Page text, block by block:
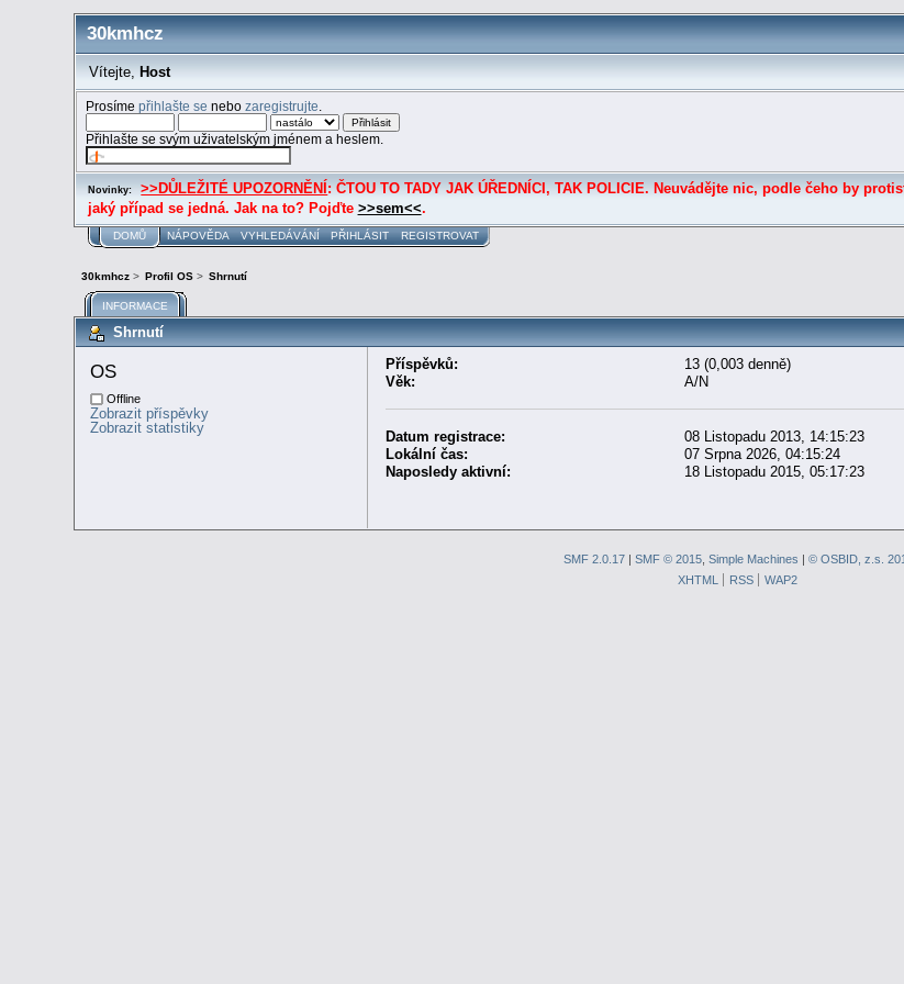
30kmhcz
Vítejte, Host
Prosímepřihlašte se nebozaregistrujte
Přihlašte se svým uživatelským jménem a heslem.
Novinky: >>DŮLEŽITÉ UPOZORNĚNÍ : ČTOU TO TADY JAK ÚŘEDNÍCI, TAK POLICIE. Neuvádějte nic, podle čeho by
jaký případ se jedná. Jak na to? Pojďte >>sem<<.
DOMŮ NÁPOVĚDA VYHLEDÁVÁNÍ PŘIHLÁSIT REGISTROVAT
30kmhcz> Profil OS> Shrnutí
INFORMACE
Shrnutí
OS
Offline
Zobrazit příspěvky
Zobrazit statistiky
Příspěvků:
13 (0,003 denně)
Věk:
A/N
Datum registrace:
08 Listopadu 2013, 14:15:23
Lokální čas:
07 Srpna 2026, 04:15:24
Naposledy aktivní:
18 Listopadu 2015, 05:17:23
SMF 2.0.17| SMF © 2015, Simple Machines | © OSBID, z.s.
XHTML
RSS WAP2